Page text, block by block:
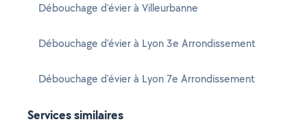
Débouchage d'évier à Villeurbanne
Débouchage d'évier à Lyon 3e Arrondissement
Débouchage d'évier à Lyon 7e Arrondissement
Services similaires